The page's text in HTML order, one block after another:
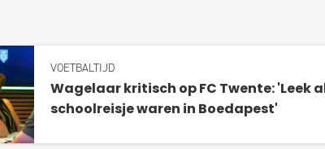
VOETBALTIJD
Wagelaar kritisch op FC Twente: 'Leek
schoolreisje waren in Boedapest'